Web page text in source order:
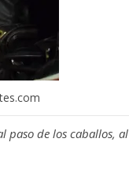
paso de los caballos,